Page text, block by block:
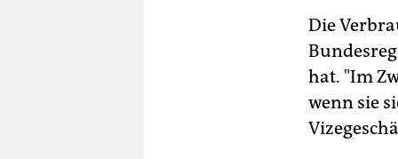
Die
hat. "Im
wenn sie